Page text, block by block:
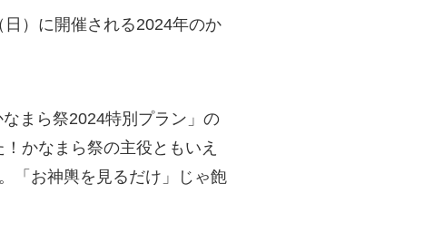
）に開催される2024年のか
まら祭2024特別プラン」の
かなまら祭の主役ともいえ
「お神輿を見るだけ」じゃ飽